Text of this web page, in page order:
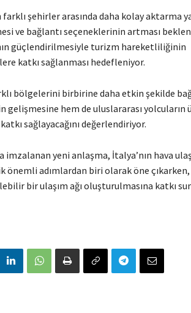
şehirler arasında daha kolay aktarma
ve bağlantı seçeneklerinin artması
güçlendirilmesiyle turizm hareketliliğinin
katkı sağlanması hedefleniyor.
bölgelerini birbirine daha etkin şekilde
hem de uluslararası yolcuların
sağlayacağını değerlendiriyor.
imzalanan yeni anlaşma, İtalya’nın hava
önemli adımlardan biri olarak öne
bir ulaşım ağı oluşturulmasına katkı